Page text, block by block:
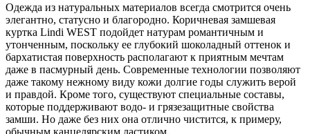
Одежда из натуральных материалов всегда смотрится очень
элегантно, статусно и благородно. Коричневая замшевая
куртка Lindi WEST подойдет натурам романтичным и
утонченным, поскольку ее глубокий шоколадный оттенок и
бархатистая поверхность располагают к приятным мечтам
даже в пасмурный день. Современные технологии позволяют
даже такому нежному виду кожи долгие годы служить верой
и правдой. Кроме того, существуют специальные составы,
которые поддерживают водо- и грязезащитные свойства
замши. Но даже без них она отлично чистится, к примеру,
обычным канцелярским ластиком.